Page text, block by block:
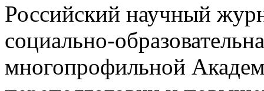
Российский научный
социально-
многопрофильной